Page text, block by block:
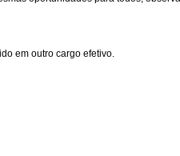
em outro cargo efetivo.